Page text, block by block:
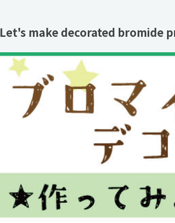
Let's make decorated bromide